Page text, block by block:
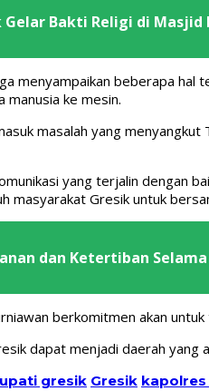
Gelar Bakti Religi di Masjid
menyampaikan beberapa
manusia ke mesin.
masalah yang
yang terjalin dengan
masyarakat Gresik untuk
dan Ketertiban
berkomitmen akan
dapat menjadi daerah
gresik Gresik